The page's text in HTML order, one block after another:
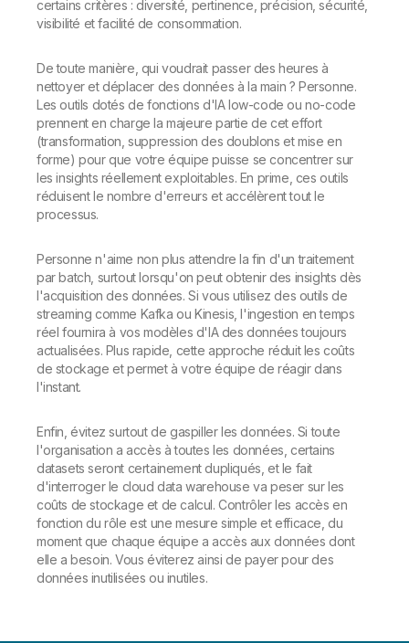
certains critères : diversité, pertinence, précision, sécurité,
visibilité et facilité de consommation.
De toute manière, qui voudrait passer des heures à
nettoyer et déplacer des données à la main ? Personne.
Les outils dotés de fonctions d'IA low-code ou no-code
prennent en charge la majeure partie de cet effort
(transformation, suppression des doublons et mise en
forme) pour que votre équipe puisse se concentrer sur
les insights réellement exploitables. En prime, ces outils
réduisent le nombre d'erreurs et accélèrent tout le
processus.
Personne n'aime non plus attendre la fin d'un traitement
par batch, surtout lorsqu'on peut obtenir des insights dès
l'acquisition des données. Si vous utilisez des outils de
streaming comme Kafka ou Kinesis, l'ingestion en temps
réel fournira à vos modèles d'IA des données toujours
actualisées. Plus rapide, cette approche réduit les coûts
de stockage et permet à votre équipe de réagir dans
l'instant.
Enfin, évitez surtout de gaspiller les données. Si toute
l'organisation a accès à toutes les données, certains
datasets seront certainement dupliqués, et le fait
d'interroger le cloud data warehouse va peser sur les
coûts de stockage et de calcul. Contrôler les accès en
fonction du rôle est une mesure simple et efficace, du
moment que chaque équipe a accès aux données dont
elle a besoin. Vous éviterez ainsi de payer pour des
données inutilisées ou inutiles.